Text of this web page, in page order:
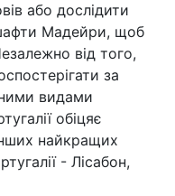
або дослідити
Мадейри, щоб
від того,
за
видами
обіцяє
найкращих
- Лісабон,